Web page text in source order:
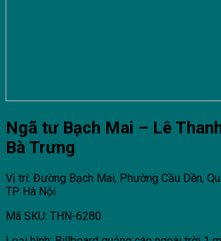
Ngã tư Bạch Mai – Lê
Bà Trưng
Vị trí: Đường Bạch Mai, Phường Cầu Dền,
TP Hà Nội
Mã SKU: THN-6280